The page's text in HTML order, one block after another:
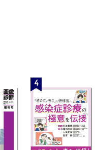
ム会議（PST）について
者」から「生活者」への
4